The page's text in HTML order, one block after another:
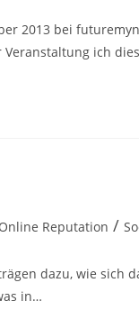
2013 bei
ich
Online Reputation /
dazu, wie sich
in…